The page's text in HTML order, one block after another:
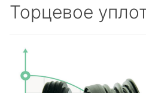
Торцевое